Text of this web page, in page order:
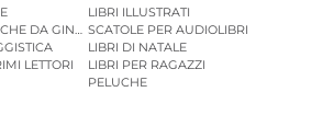
LIBRI ILLUSTRATI
DA GINNASTICASCATOLE PER AUDIOLIBRI
LIBRI DI NATALE
LETTORI
LIBRI PER RAGAZZI
PELUCHE